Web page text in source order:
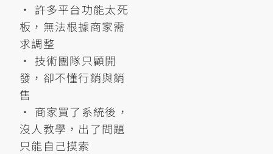
• 許多平台功能太死
板，無法根據商家需
求調整
• 技術團隊只顧開
發，卻不懂行銷與銷
售
• 商家買了系統後，
沒人教學，出了問題
只能自己摸索